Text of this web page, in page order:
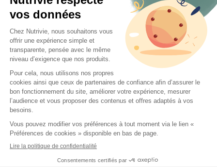
Langue
Français
CGV
Politique de confidentialité
Gestion des cookies